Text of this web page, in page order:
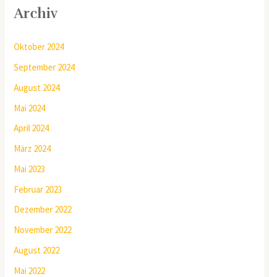
Archiv
Oktober 2024
September 2024
August 2024
Mai 2024
April 2024
März 2024
Mai 2023
Februar 2023
Dezember 2022
November 2022
August 2022
Mai 2022